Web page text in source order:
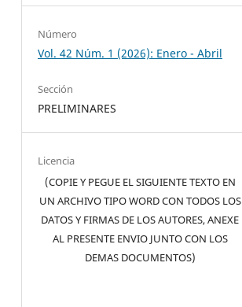
Número
Vol. 42 Núm. 1 (2026): Enero - Abril
Sección
PRELIMINARES
Licencia
(COPIE Y PEGUE EL SIGUIENTE TEXTO EN
UN ARCHIVO TIPO WORD CON TODOS LOS
DATOS Y FIRMAS DE LOS AUTORES, ANEXE
AL PRESENTE ENVIO JUNTO CON LOS
DEMAS DOCUMENTOS)